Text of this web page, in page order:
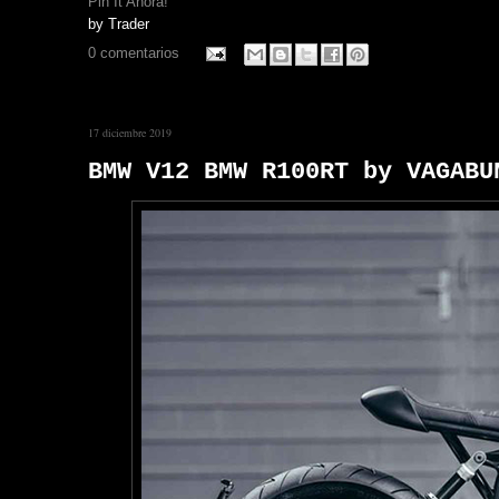
by Trader
0 comentarios
17 diciembre 2019
BMW V12 BMW R100RT by